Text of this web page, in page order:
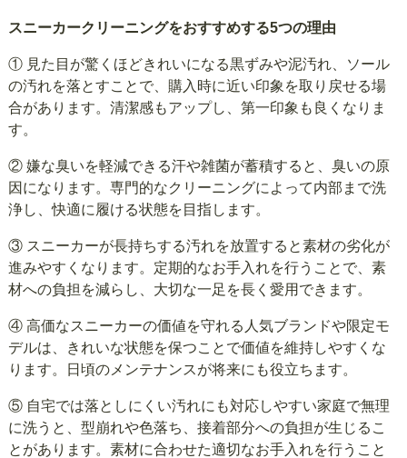
スニーカークリーニングをおすすめする5つの理由
① 見た目が驚くほどきれいになる黒ずみや泥汚れ、ソール
の汚れを落とすことで、購入時に近い印象を取り戻せる場
合があります。清潔感もアップし、第一印象も良くなりま
す。
② 嫌な臭いを軽減できる汗や雑菌が蓄積すると、臭いの原
因になります。専門的なクリーニングによって内部まで洗
浄し、快適に履ける状態を目指します。
③ スニーカーが長持ちする汚れを放置すると素材の劣化が
進みやすくなります。定期的なお手入れを行うことで、素
材への負担を減らし、大切な一足を長く愛用できます。
④ 高価なスニーカーの価値を守れる人気ブランドや限定モ
デルは、きれいな状態を保つことで価値を維持しやすくな
ります。日頃のメンテナンスが将来にも役立ちます。
⑤ 自宅では落としにくい汚れにも対応しやすい家庭で無理
に洗うと、型崩れや色落ち、接着部分への負担が生じるこ
とがあります。素材に合わせた適切なお手入れを行うこと